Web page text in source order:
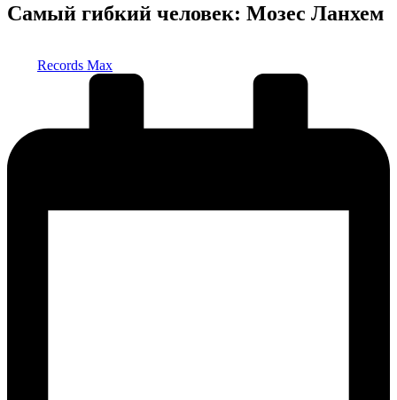
Самый гибкий человек: Мозес Ланхем
Records Max